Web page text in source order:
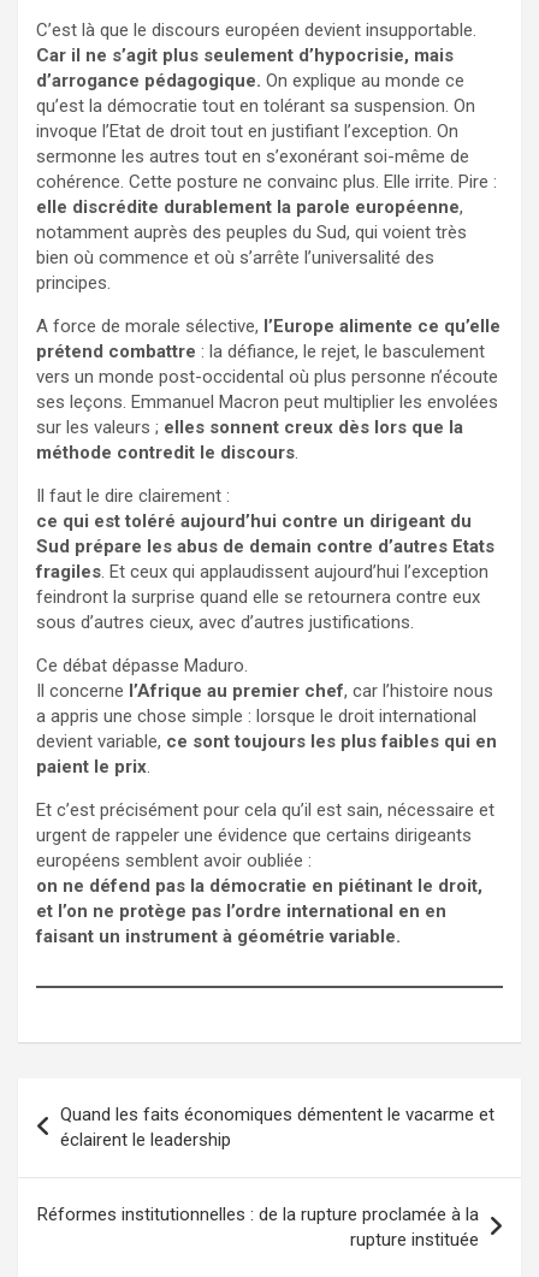
C’est là que le discours européen devient insupportable.
Car il ne s’agit plus seulement d’hypocrisie, mais
d’arrogance pédagogique. On explique au monde ce
qu’est la démocratie tout en tolérant sa suspension. On
invoque l’Etat de droit tout en justifiant l’exception. On
sermonne les autres tout en s’exonérant soi-même de
cohérence. Cette posture ne convainc plus. Elle irrite. Pire :
elle discrédite durablement la parole européenne,
notamment auprès des peuples du Sud, qui voient très
bien où commence et où s’arrête l’universalité des
principes.
A force de morale sélective, l’Europe alimente ce qu’elle
prétend combattre : la défiance, le rejet, le basculement
vers un monde post-occidental où plus personne n’écoute
ses leçons. Emmanuel Macron peut multiplier les envolées
sur les valeurs ; elles sonnent creux dès lors que la
méthode contredit le discours
Il faut le dire clairement :
ce qui est toléré aujourd’hui contre un dirigeant du
Sud prépare les abus de demain contre d’autres Etats
fragiles . Et ceux qui applaudissent aujourd’hui l’exception
feindront la surprise quand elle se retournera contre eux
sous d’autres cieux, avec d’autres justifications.
Ce débat dépasse Maduro.
Il concerne l’Afrique au premier chef, car l’histoire nous
a appris une chose simple : lorsque le droit international
devient variable, ce sont toujours les plus faibles qui en
paient le prix
Et c’est précisément pour cela qu’il est sain, nécessaire et
urgent de rappeler une évidence que certains dirigeants
européens semblent avoir oubliée :
on ne défend pas la démocratie en piétinant le droit,
et l’on ne protège pas l’ordre international en en
faisant un instrument à géométrie variable.
de
l’article
Quand les faits économiques démentent le vacarme et
éclairent le leadership
Réformes institutionnelles : de la rupture proclamée à la
rupture instituée